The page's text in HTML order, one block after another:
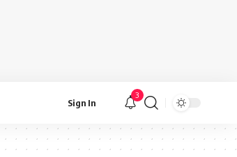
Sign In
3